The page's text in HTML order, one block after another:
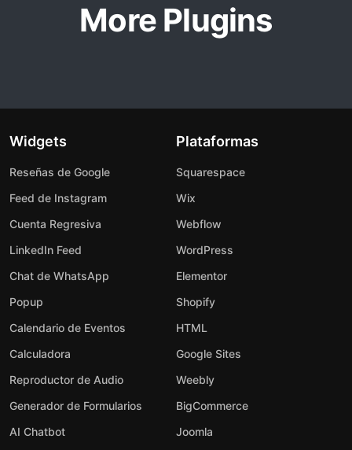
More Plugins
Widgets
Reseñas de Google
Feed de Instagram
Cuenta Regresiva
LinkedIn Feed
Chat de WhatsApp
Popup
Calendario de Eventos
Calculadora
Reproductor de Audio
Generador de Formularios
AI Chatbot
Plataformas
Squarespace
Wix
Webflow
WordPress
Elementor
Shopify
HTML
Google Sites
Weebly
BigCommerce
Joomla